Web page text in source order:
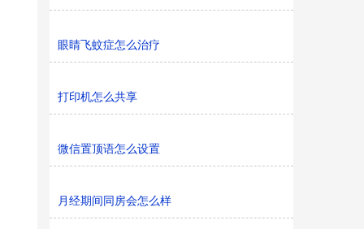
眼睛飞蚊症怎么治疗
打印机怎么共享
微信置顶语怎么设置
月经期间同房会怎么样